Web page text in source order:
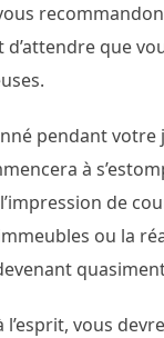
d’attendre que
pendant votre
à
de
ou la
l’esprit, vous